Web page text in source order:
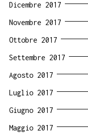
Dicembre 2017
Novembre 2017
Ottobre 2017
Settembre 2017
Agosto 2017
Luglio 2017
Giugno 2017
Maggio 2017